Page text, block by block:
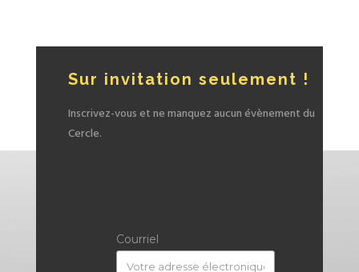
Sur invitation seulement !
Inscrivez-vous et ne manquez aucun évènement du
Cercle.